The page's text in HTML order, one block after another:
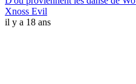
Xnoss Evil
il y a 18 ans